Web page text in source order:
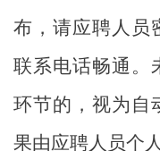
布，请应聘人员
联系电话畅通。
环节的，视为自
果由应聘人员个